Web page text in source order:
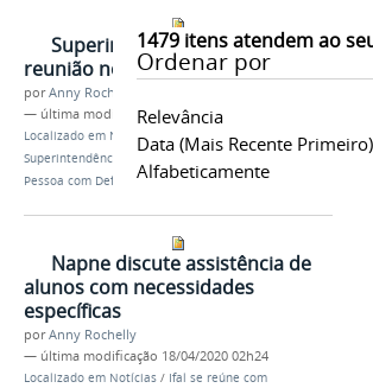
1479itens atendem ao
Ordenar por
Relevância
Data (mais Recente Primeiro)
Alfabeticamente
Superintendente participa de
reunião no Ifal
porAnny Rochelly
— última modificação18/04/2020 02h24
Localizado em Notícias
Ifal se reúne com
Superintendência de Promoção dos Direitos da
Pessoa com Deficiência
Napne discute assistência de
alunos com necessidades
específicas
porAnny Rochelly
— última modificação 18/04/2020 02h24
Localizado em Notícias / Ifal se reúne com